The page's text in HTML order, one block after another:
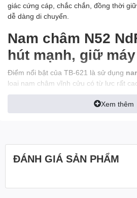
giác cứng cáp, chắc chắn, đồng thời
dễ dàng di chuyển.
Nam châm N52
hút mạnh, giữ
Điểm nổi bật của TB-621 là sử dụng
loại nam châm vĩnh cửu có từ lực rất
trong các phụ kiện từ tính cao cấp.
điện thoại hỗ trợ từ tính (hoặc dùng
trượt rơi khi chạm, vuốt hay xoay
nhấc máy nghe gọi nhanh.
Tương thích với
điện thoại & ốp từ
Xem thêm
ĐÁNH GIÁ SẢN PHẨM